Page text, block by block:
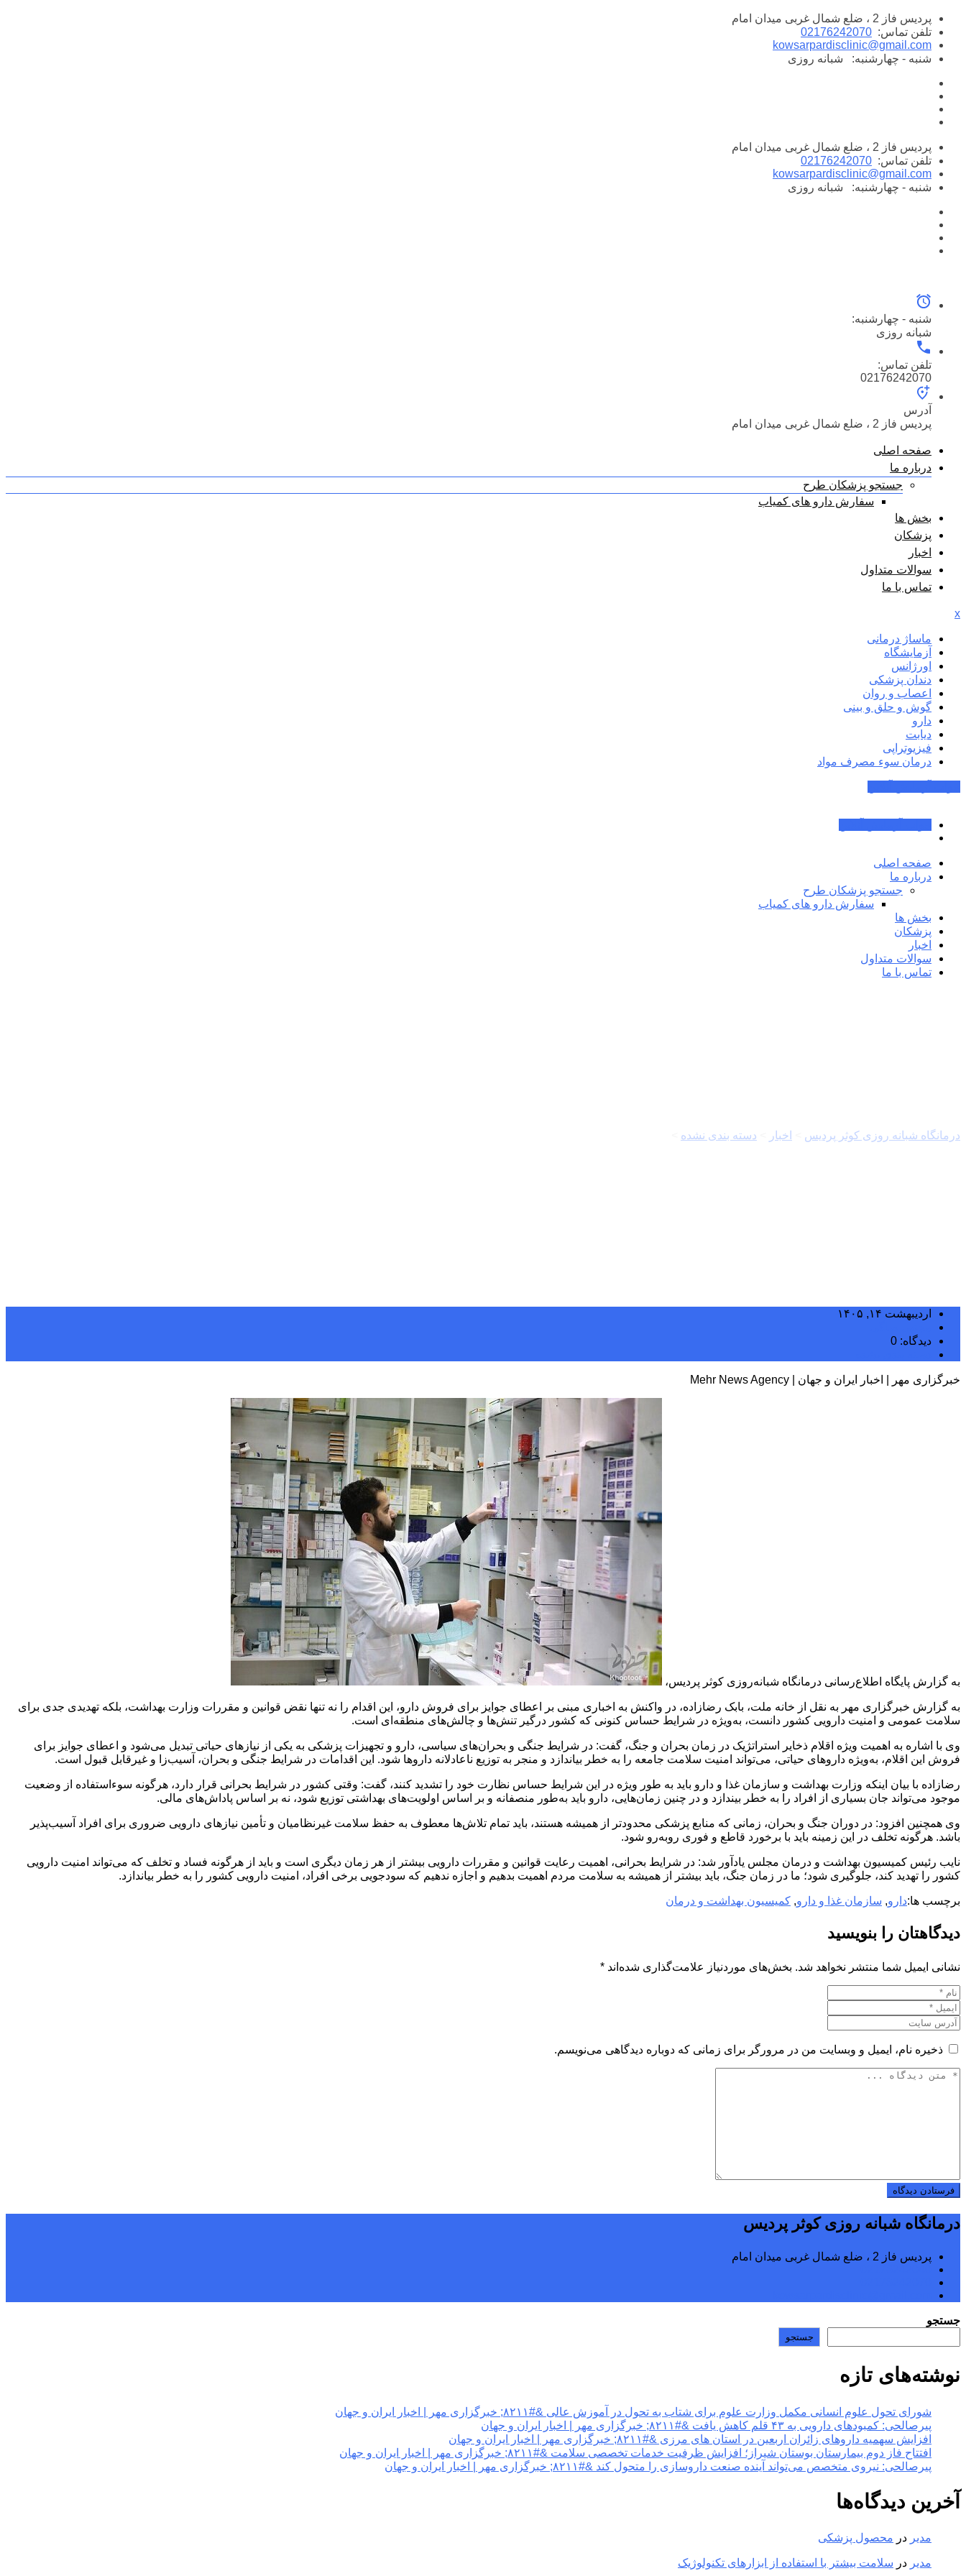
پرش
محتوا
پردیس فاز 2 ، ضلع شمال غربی میدان امام
تلفن تماس: 02176242070
kowsarpardisclinic@gmail.com
شنبه - چهارشنبه:
شبانه روزی
پردیس فاز 2 ، ضلع شمال غربی میدان امام
تلفن تماس: 02176242070
kowsarpardisclinic@gmail.com
شنبه - چهارشنبه:
شبانه روزی
شنبه - چهارشنبه:
شبانه روزی
تلفن تماس:
02176242070
آدرس
پردیس فاز 2 ، ضلع شمال غربی میدان امام
صفحه اصلی
درباره ما
جستجو پزشکان طرح
سفارش دارو های کمیاب
بخش ها
پزشکان
اخبار
سوالات متداول
تماس با ما
x
ماساژ درمانی
آزمایشگاه
اورژانس
دندان پزشکی
اعصاب و روان
گوش و حلق و بینی
دارو
دیابت
فیزیوتراپی
درمان سوء مصرف مواد
صفحه اصلی
درباره ما
جستجو پزشکان طرح
سفارش دارو های کمیاب
بخش ها
پزشکان
اخبار
سوالات متداول
تماس با ما
درمانگاه شبانه روزی کوثر پردیس اخبار دسته بندی نشده
اردیبهشت ۱۴, ۱۴۰۵
دیدگاه: 0
خبرگزاری مهر | اخبار ایران و جهان | Mehr News Agency
به گزارش پایگاه اطلاع‌رسانی درمانگاه شبانه‌روزی کوثر پردیس،
به گزارش خبرگزاری مهر به نقل از خانه ملت، بابک رضازاده، در واکنش به اخباری مبنی بر اعطای جوایز برای فروش دارو، این اقدام را نه تنها نقض قوانین و مقررات وزارت بهداشت، بلکه تهدیدی جدی برای
سلامت عمومی و امنیت دارویی کشور دانست، به‌ویژه در شرایط حساس کنونی که کشور درگیر تنش‌ها و چالش‌های منطقه‌ای است.
وی با اشاره به اهمیت ویژه اقلام ذخایر استراتژیک در زمان بحران و جنگ، گفت: در شرایط جنگی و بحران‌های سیاسی، دارو و تجهیزات پزشکی به یکی از نیازهای حیاتی تبدیل می‌شود و اعطای جوایز برای
فروش این اقلام، به‌ویژه داروهای حیاتی، می‌تواند امنیت سلامت جامعه را به خطر بیاندازد و منجر به توزیع ناعادلانه داروها شود. این اقدامات در شرایط جنگی و بحران، آسیب‌زا و غیرقابل قبول است.
رضازاده با بیان اینکه وزارت بهداشت و سازمان غذا و دارو باید به‌ طور ویژه در این شرایط حساس نظارت خود را تشدید کنند، گفت: وقتی کشور در شرایط بحرانی قرار دارد، هرگونه سوءاستفاده از وضعیت
موجود می‌تواند جان بسیاری از افراد را به خطر بیندازد و در چنین زمان‌هایی، دارو باید به‌طور منصفانه و بر اساس اولویت‌های بهداشتی توزیع شود، نه بر اساس پاداش‌های مالی.
وی همچنین افزود: در دوران جنگ و بحران، زمانی که منابع پزشکی محدودتر از همیشه هستند، باید تمام تلاش‌ها معطوف به حفظ سلامت غیرنظامیان و تأمین نیازهای دارویی ضروری برای افراد آسیب‌پذیر
باشد. هرگونه تخلف در این زمینه باید با برخورد قاطع و فوری روبه‌رو شود.
نایب رئیس کمیسیون بهداشت و درمان مجلس یادآور شد: در شرایط بحرانی، اهمیت رعایت قوانین و مقررات دارویی بیشتر از هر زمان دیگری است و باید از هرگونه فساد و تخلف که می‌تواند امنیت دارویی
کشور را تهدید کند، جلوگیری شود؛ ما در زمان جنگ، باید بیشتر از همیشه به سلامت مردم اهمیت بدهیم و اجازه ندهیم که سودجویی برخی افراد، امنیت دارویی کشور را به خطر بیاندازد.
برچسب ها:دارو, سازمان غذا و دارو, کمیسیون بهداشت و درمان
دیدگاهتان را بنویسید
نشانی ایمیل شما منتشر نخواهد شد. بخش‌های موردنیاز علامت‌گذاری شده‌اند *
ذخیره نام، ایمیل و وبسایت من در مرورگر برای زمانی که دوباره دیدگاهی می‌نویسم.
درمانگاه شبانه روزی کوثر پردیس
پردیس فاز 2 ، ضلع شمال غربی میدان امام
جستجو
جستجو
نوشته‌های تازه
شورای تحول علوم انسانی مکمل وزارت علوم برای شتاب به تحول در آموزش عالی &#۸۲۱۱; خبرگزاری مهر | اخبار ایران و جهان
پیرصالحی: کمبودهای دارویی به ۴۳ قلم کاهش یافت &#۸۲۱۱; خبرگزاری مهر | اخبار ایران و جهان
افزایش سهمیه داروهای زائران اربعین در استان های مرزی &#۸۲۱۱; خبرگزاری مهر | اخبار ایران و جهان
افتتاح فاز دوم بیمارستان بوستان شیراز؛ افزایش ظرفیت خدمات تخصصی سلامت &#۸۲۱۱; خبرگزاری مهر | اخبار ایران و جهان
پیرصالحی: نیروی متخصص می‌تواند آینده صنعت داروسازی را متحول کند &#۸۲۱۱; خبرگزاری مهر | اخبار ایران و جهان
آخرین دیدگاه‌ها
مدیر در محصول پزشکی
مدیر در سلامت بیشتر با استفاده از ابزارهای تکنولوژیک